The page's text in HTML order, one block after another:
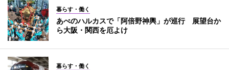
暮らす・働く
あべのハルカスで「阿倍野神輿」が巡行 展望台か
ら大阪・関西を厄よけ
暮らす・働く